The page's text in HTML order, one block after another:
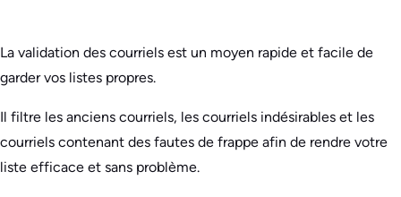
La validation des courriels est un moyen rapide et facile de
garder vos listes propres.
Il filtre les anciens courriels, les courriels indésirables et les
courriels contenant des fautes de frappe afin de rendre votre
liste efficace et sans problème.